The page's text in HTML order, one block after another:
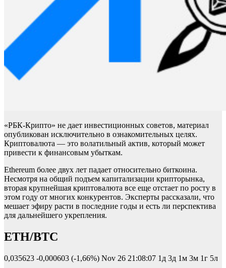
«РБК-Крипто» не дает инвестиционных советов, материал
опубликован исключительно в ознакомительных целях.
Криптовалюта — это волатильный актив, который может
привести к финансовым убыткам.
Ethereum более двух лет падает относительно биткоина.
Несмотря на общий подъем капитализации крипторынка,
вторая крупнейшая криптовалюта все еще отстает по росту в
этом году от многих конкурентов. Эксперты рассказали, что
мешает эфиру расти в последние годы и есть ли перспектива
для дальнейшего укрепления.
ETH/BTC
0,035623 -0,000603 (-1,66%) Nov 26 21:08:07 1д 3д 1м 3м 1г 5л